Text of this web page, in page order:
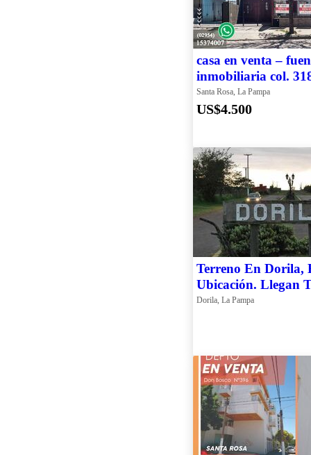
casa en venta –
inmobiliaria col.
Santa Rosa, La Pampa
US$4.500
Terreno En Dorila,
Ubicación. Llegan
Servicios. 25×50
Dorila, La Pampa